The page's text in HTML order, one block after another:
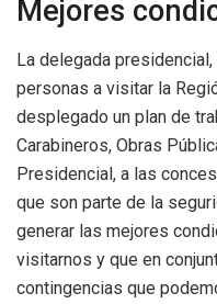
Mejores
La delegada
personas a visitar la
desplegado un plan de
Carabineros, Obras
Presidencial, a las
que son parte de la
generar las mejores
visitarnos y que en
contingencias que